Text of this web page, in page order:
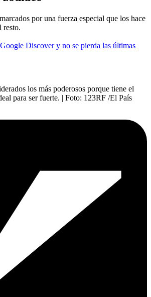
por una fuerza especial que los hace
resto.
Discover y no se pierda las últimas
los más poderosos porque tiene el
para ser fuerte. | Foto: 123RF /El País